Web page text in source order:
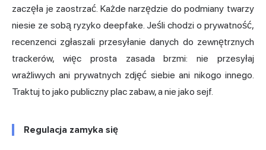
zaczęła je zaostrzać. Każde narzędzie do podmiany twarzy
niesie ze sobą ryzyko deepfake. Jeśli chodzi o prywatność,
recenzenci zgłaszali przesyłanie danych do zewnętrznych
trackerów, więc prosta zasada brzmi: nie przesyłaj
wrażliwych ani prywatnych zdjęć siebie ani nikogo innego.
Traktuj to jako publiczny plac zabaw, a nie jako sejf.
Regulacja zamyka się